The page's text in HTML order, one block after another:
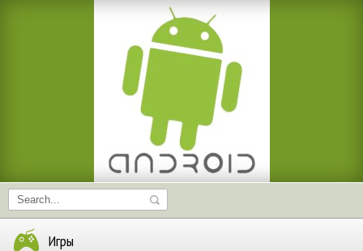
Игры